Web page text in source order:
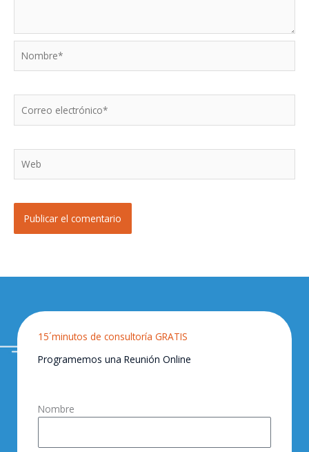
electrónico*
15´minutos de consultoría GRATIS
Programemos una Reunión Online
Nombre